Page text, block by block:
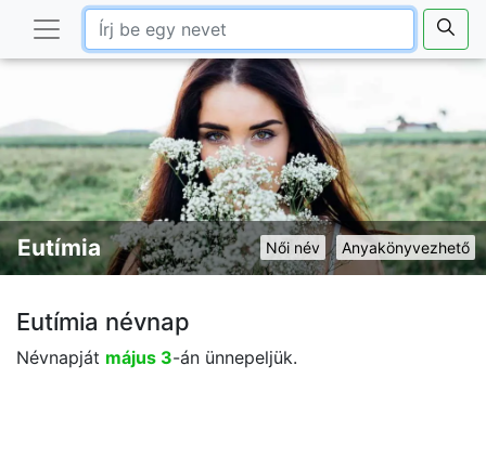
Anyakönyvezhető
Női név
Eutímia
Eutímia névnap
Névnapját május 3-án ünnepeljük.